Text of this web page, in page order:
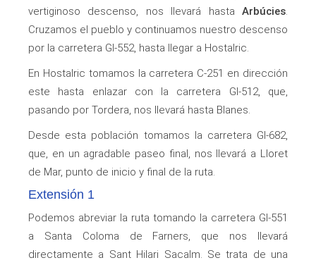
vertiginoso descenso, nos llevará hasta Arbúcies.
Cruzamos el pueblo y continuamos nuestro descenso
por la carretera GI-552, hasta llegar a Hostalric.
En Hostalric tomamos la carretera C-251 en dirección
este hasta enlazar con la carretera GI-512, que,
pasando por Tordera, nos llevará hasta Blanes.
Desde esta población tomamos la carretera GI-682,
que, en un agradable paseo final, nos llevará a Lloret
de Mar, punto de inicio y final de la ruta.
Extensión 1
Podemos abreviar la ruta tomando la carretera GI-551
a Santa Coloma de Farners, que nos llevará
directamente a Sant Hilari Sacalm. Se trata de una